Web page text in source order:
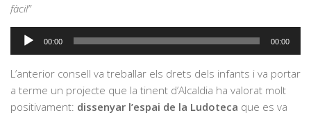
fàcil”
Reproductor
d'àudio
00:00 00:00
L’anterior consell va treballar els drets dels infants i va portar
a terme un projecte que la tinent d’Alcaldia ha valorat molt
positivament: dissenyar l’espai de la Ludoteca que es va